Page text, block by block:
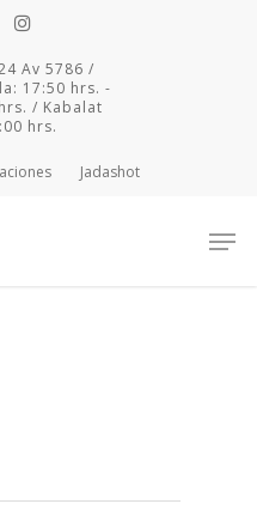
Av 5786 /
17:50 hrs. -
/ Kabalat
hrs.
Jadashot
close